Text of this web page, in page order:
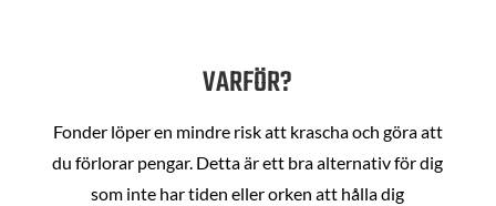
VARFÖR?
Fonder löper en mindre risk att krascha och göra att
du förlorar pengar. Detta är ett bra alternativ för dig
som inte har tiden eller orken att hålla dig